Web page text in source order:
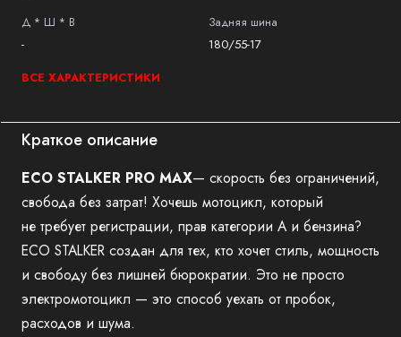
Д * Ш * В
-
Задняя шина
180/55-17
ВСЕ ХАРАКТЕРИСТИКИ
Краткое описание
ECO STALKER PRO MAX— скорость без ограничений,
свобода без затрат! Хочешь мотоцикл, который
не требует регистрации, прав категории А и бензина?
ECO STALKER создан для тех, кто хочет стиль, мощность
и свободу без лишней бюрократии. Это не просто
электромотоцикл — это способ уехать от пробок,
расходов и шума.